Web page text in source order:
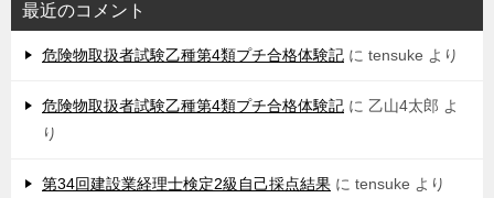
最近のコメント
危険物取扱者試験乙種第4類プチ合格体験記 に tensuke より
危険物取扱者試験乙種第4類プチ合格体験記 に 乙山4太郎 よ
り
第34回建設業経理士検定2級自己採点結果 に tensuke より